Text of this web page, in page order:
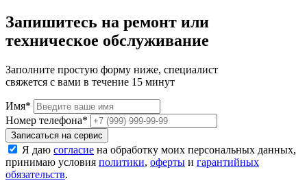
Запишитесь на ремонт или
техническое обслуживание
Заполните простую форму ниже, специалист
свяжется с вами в течение 15 минут
Имя*
Номер телефона*
Записаться на сервис
Я даю согласие на обработку моих персональных данных,
принимаю условия политики, оферты и гарантийных
обязательств.